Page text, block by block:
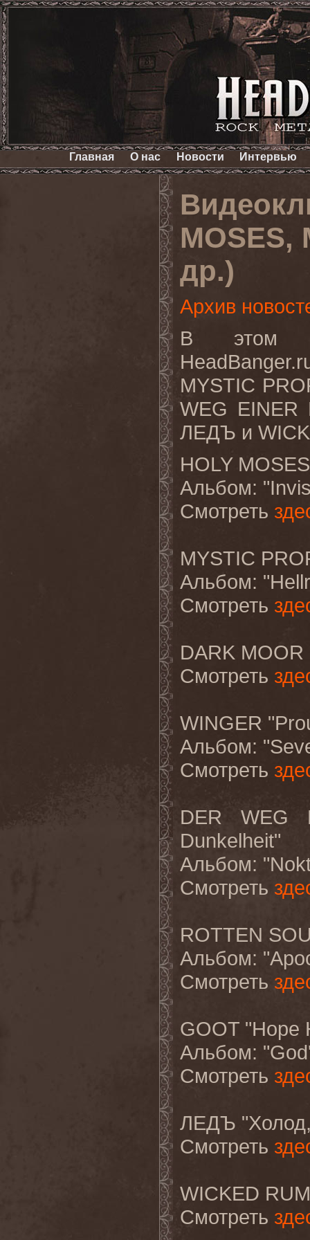
Главная О нас Новости Интервью
MOSES,
др.)
Архив
В этом
MYSTIC
WEG EINER
ЛЕДЪ и
HOLY
Альбом:
Смотреть
MYSTIC
Альбом:
Смотреть
DARK
Смотреть
WINGER
Альбом:
Смотреть
DER WEG
Dunkelheit"
Альбом:
Смотреть
ROTTEN
Альбом:
Смотреть
GOOT "Hope
Альбом:
Смотреть
ЛЕДЪ "Холод
Смотреть
WICKED
Смотреть